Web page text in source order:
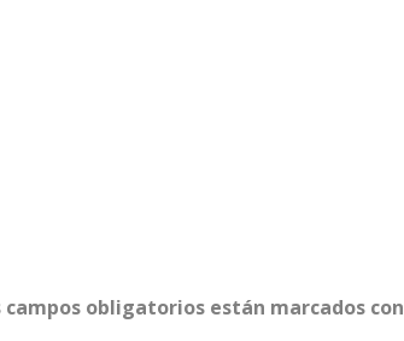
campos obligatorios están marcados con